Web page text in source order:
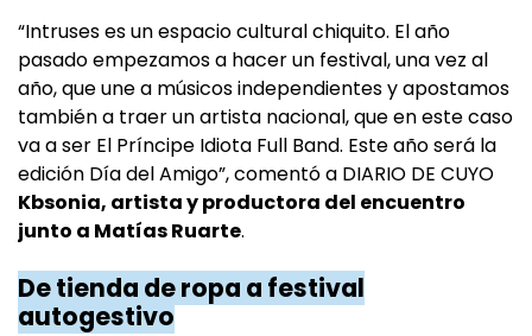
“Intruses es un espacio cultural chiquito. El año
pasado empezamos a hacer un festival, una vez al
año, que une a músicos independientes y apostamos
también a traer un artista nacional, que en este caso
va a ser El Príncipe Idiota Full Band. Este año será la
edición Día del Amigo”, comentó a DIARIO DE CUYO
Kbsonia, artista y productora del encuentro
junto a Matías Ruarte.
De tienda de ropa a festival
autogestivo